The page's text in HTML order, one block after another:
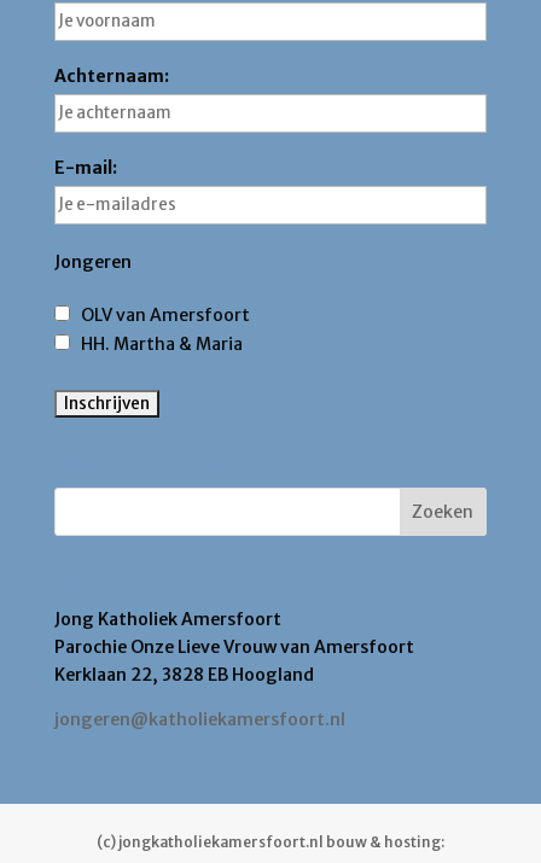
Achternaam:
E-mail:
Jongeren
OLV van Amersfoort
HH. Martha & Maria
Jong Katholiek Amersfoort
Parochie Onze Lieve Vrouw van Amersfoort
Kerklaan 22, 3828 EB Hoogland
jongeren@katholiekamersfoort.nl
(c) jongkatholiekamersfoort.nl bouw & hosting: